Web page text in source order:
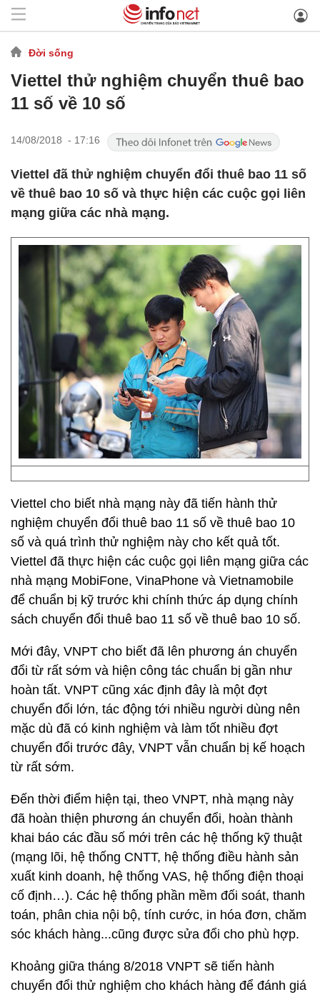
Đời sống
Viettel thử nghiệm chuyển thuê bao
11 số về 10 số
14/08/2018 - 17:16
Viettel đã thử nghiệm chuyển đổi thuê bao 11 số
về thuê bao 10 số và thực hiện các cuộc gọi liên
mạng giữa các nhà mạng.
Viettel cho biết nhà mạng này đã tiến hành thử
nghiệm chuyển đổi thuê bao 11 số về thuê bao 10
số và quá trình thử nghiệm này cho kết quả tốt.
Viettel đã thực hiện các cuộc gọi liên mạng giữa các
nhà mạng MobiFone, VinaPhone và Vietnamobile
để chuẩn bị kỹ trước khi chính thức áp dụng chính
sách chuyển đổi thuê bao 11 số về thuê bao 10 số.
Mới đây, VNPT cho biết đã lên phương án chuyển
đổi từ rất sớm và hiện công tác chuẩn bị gần như
hoàn tất. VNPT cũng xác định đây là một đợt
chuyển đổi lớn, tác động tới nhiều người dùng nên
mặc dù đã có kinh nghiệm và làm tốt nhiều đợt
chuyển đổi trước đây, VNPT vẫn chuẩn bị kế hoạch
từ rất sớm.
Đến thời điểm hiện tại, theo VNPT, nhà mạng này
đã hoàn thiện phương án chuyển đổi, hoàn thành
khai báo các đầu số mới trên các hệ thống kỹ thuật
(mạng lõi, hệ thống CNTT, hệ thống điều hành sản
xuất kinh doanh, hệ thống VAS, hệ thống điện thoại
cố định…). Các hệ thống phần mềm đối soát, thanh
toán, phân chia nội bộ, tính cước, in hóa đơn, chăm
sóc khách hàng...cũng được sửa đổi cho phù hợp.
Khoảng giữa tháng 8/2018 VNPT sẽ tiến hành
chuyển đổi thử nghiệm cho khách hàng để đánh giá